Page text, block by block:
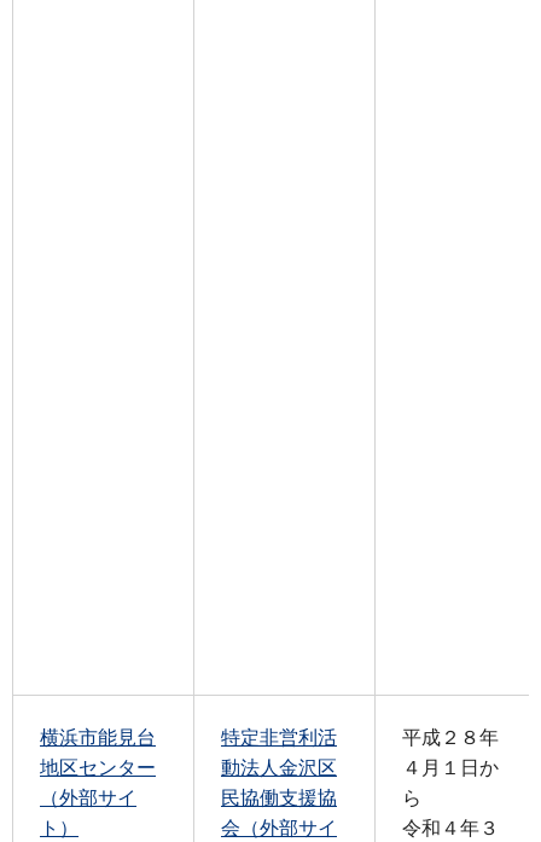
横浜市能見台
地区センター
（外部サイ
ト）
特定非営利活
動法人金沢区
民協働支援協
会（外部サイ
平成２８年
４月１日か
ら
令和４年３